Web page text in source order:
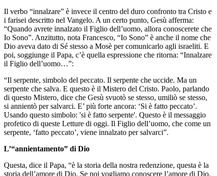
Il verbo “innalzare” è invece il centro del duro confronto tra Cristo e
i farisei descritto nel Vangelo. A un certo punto, Gesù afferma:
“Quando avrete innalzato il Figlio dell’uomo, allora conoscerete che
Io Sono”. Anzitutto, nota Francesco, “Io Sono” è anche il nome che
Dio aveva dato di Sé stesso a Mosè per comunicarlo agli israeliti. E
poi, soggiunge il Papa, c’è quella espressione che ritorna: “Innalzare
il Figlio dell’uomo…”:
“Il serpente, simbolo del peccato. Il serpente che uccide. Ma un
serpente che salva. E questo è il Mistero del Cristo. Paolo, parlando
di questo Mistero, dice che Gesù svuotò se stesso, umiliò se stesso,
si annientò per salvarci. E’ più forte ancora: ‘Si è fatto peccato’.
Usando questo simbolo: 'si è fatto serpente'. Questo è il messaggio
profetico di queste Letture di oggi. Il Figlio dell’uomo, che come un
serpente, ‘fatto peccato’, viene innalzato per salvarci”.
L’“annientamento” di Dio
Questa, dice il Papa, “è la storia della nostra redenzione, questa è la
storia dell’amore di Dio. Se noi vogliamo conoscere l’amore di Dio,